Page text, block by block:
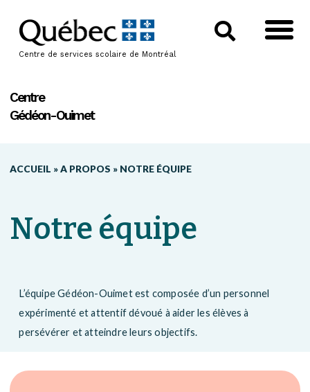
Centre de services scolaire de Montréal
Centre
Gédéon-Ouimet
ACCUEIL »A PROPOS » NOTRE ÉQUIPE
Notre équipe
L’équipe Gédéon-Ouimet est composée d’un personnel
expérimenté et attentif dévoué à aider les élèves à
persévérer et atteindre leurs objectifs.